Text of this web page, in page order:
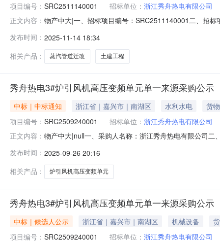
项目编号： SRC2511140001 招标单位： 浙江秀舟热电有限公司
正文内容： 物产中大|一、招标项目编号：SRC2511140001二、招
间、地点及需提供材料等（一）递交投标文件截止时间
七、联系方式
发布时间： 2025-11-14 18:34
相关产品：
蒸汽管道迁改 土建工程
秀舟热电3#炉引风机高压变频单元单一来源采购公示
中标｜中标通知 浙江省｜嘉兴市｜南湖区 水利水电
货物
项目编号： SRC2509240001 招标单位： 浙江秀舟热电有限公司
正文内容： 物产中大|null一、采购人名称：浙江秀舟热电有限公司
系电话：/传真：/地址：/2、采购人名称：浙江秀舟热电
发布时间： 2025-09-26 20:16
相关产品：
炉引风机高压变频单元
秀舟热电3#炉引风机高压变频单元单一来源采购公示
中标｜候选人公示 浙江省｜嘉兴市｜南湖区 机械设备
项目编号： SRC2509240001 招标单位： 浙江秀舟热电有限公司